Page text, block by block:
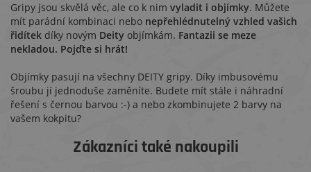
Gripy jsou skvělá věc, ale co k nim vyladit i objímky. Můžete
mít parádní kombinaci nebo nepřehlédnutelný vzhled vašich
řidítek díky novým Deity objímkám. Fantazii se meze
nekladou. Pojďte si hrát!
Objímky pasují na všechny DEITY gripy. Díky imbusovému
šroubu jí jednoduše zaměníte. Budete mít stále i náhradní
řešení s černou barvou :-) a nebo zkombinujete 2 barvy na
vašem kokpitu?
Zákazníci také nakoupili